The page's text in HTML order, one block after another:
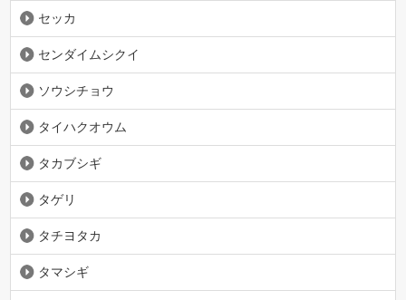
セッカ
センダイムシクイ
ソウシチョウ
タイハクオウム
タカブシギ
タゲリ
タチヨタカ
タマシギ